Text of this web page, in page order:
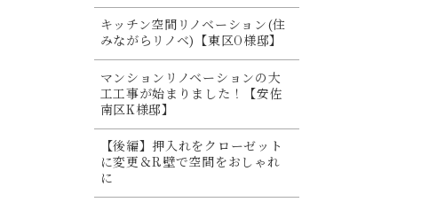
キッチン空間リノベーション(住
みながらリノベ)【東区O様邸】
マンションリノベーションの大
工工事が始まりました！【安佐
南区K様邸】
【後編】押入れをクローゼット
に変更＆R壁で空間をおしゃれ
に